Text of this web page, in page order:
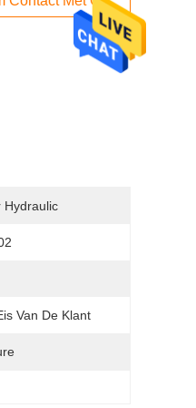
Hydraulic
Van De Klant